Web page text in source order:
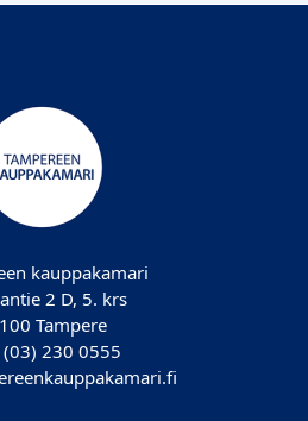
kauppakamari
2 D, 5. krs
Tampere
230 0555